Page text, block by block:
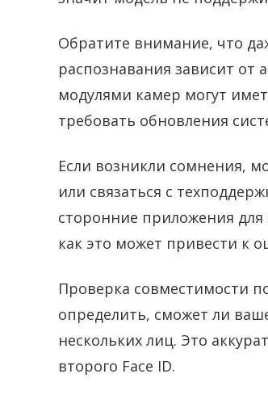
Обратите внимание, что
распознавания зависит
модулями камер могут
требовать обновления
Если возникли сомнения,
или связаться с
сторонние приложения
как это может привести к
Проверка совместимости
определить, сможет ли
нескольких лиц. Это
второго Face ID.